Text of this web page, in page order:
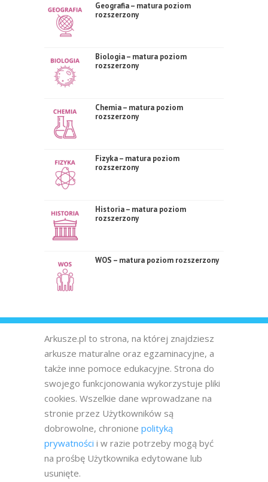
Geografia – matura poziom
rozszerzony
Biologia – matura poziom
rozszerzony
Chemia – matura poziom
rozszerzony
Fizyka – matura poziom
rozszerzony
Historia – matura poziom
rozszerzony
WOS – matura poziom rozszerzony
Arkusze.pl to strona, na której znajdziesz
arkusze maturalne oraz egzaminacyjne, a
także inne pomoce edukacyjne. Strona do
swojego funkcjonowania wykorzystuje pliki
cookies. Wszelkie dane wprowadzane na
stronie przez Użytkowników są
dobrowolne, chronione polityką
prywatności i w razie potrzeby mogą być
na prośbę Użytkownika edytowane lub
usunięte.